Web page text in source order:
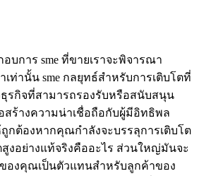
การ sme ที่ขายเราจะพิจารณา
ท่านั้น sme กลยุทธ์สำหรับการเติบโตที่
รกิจที่สามารถรองรับหรือสนับสนุน
สร้างความน่าเชื่อถือกับผู้มีอิทธิพล
กต้องหากคุณกำลังจะบรรลุการเติบโต
งอย่างแท้จริงคืออะไร ส่วนใหญ่มันจะ
องคุณเป็นตัวแทนสำหรับลูกค้าของ